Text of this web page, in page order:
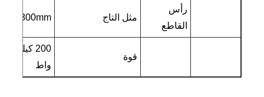
رأس
القاطع
مثل التاج Φ1800mm
قوة
200 كيلو
واط